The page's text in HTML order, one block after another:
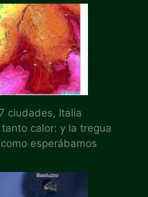
ciudades, Italia
calor: y la tregua
esperábamos